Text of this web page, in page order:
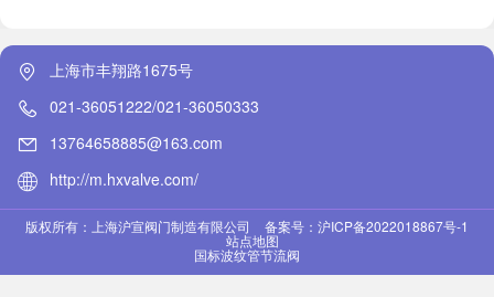
上海市丰翔路1675号
021-36051222/021-36050333
13764658885@163.com
http://m.hxvalve.com/
版权所有：上海沪宣阀门制造有限公司 备案号：沪ICP备2022018867号-1
站点地图
国标波纹管节流阀